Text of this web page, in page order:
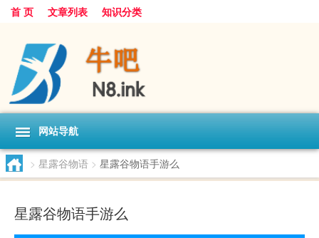
首 页 文章列表 知识分类
网站导航
> 星露谷物语 > 星露谷物语手游么
星露谷物语手游么